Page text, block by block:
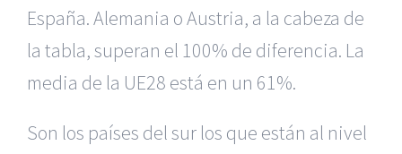
España. Alemania o Austria, a la cabeza de
la tabla, superan el 100% de diferencia. La
media de la UE28 está en un 61%.
Son los países del sur los que están al nivel